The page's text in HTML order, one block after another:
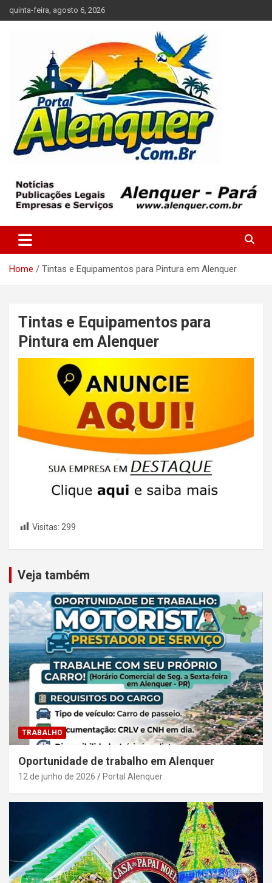
to
quinta-feira, agosto 6, 2026
Portal Alenquer
Home Tintas e Equipamentos para Pintura em Alenquer
Tintas e Equipamentos para
Pintura em Alenquer
Visitas: 299
Veja também
TRABALHO
Oportunidade de trabalho em Alenquer
12 de junho de 2026 Portal Alenquer